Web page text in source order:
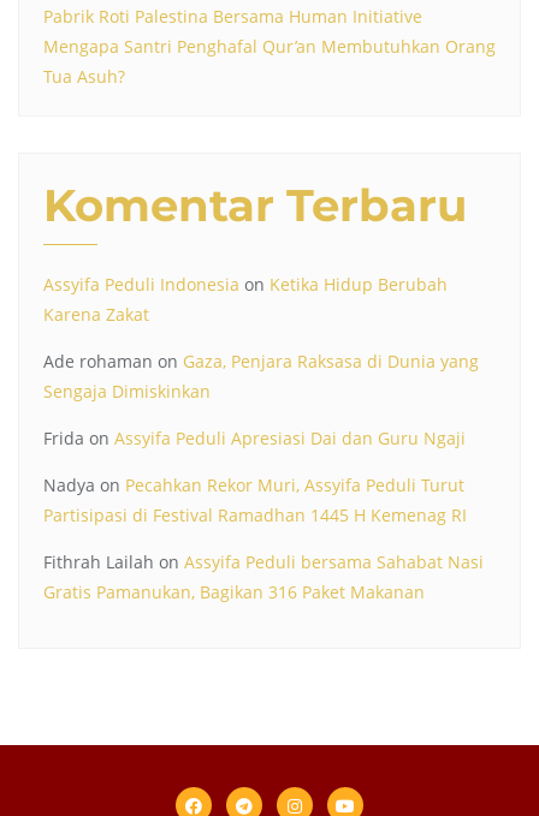
Pabrik Roti Palestina Bersama Human Initiative
Mengapa Santri Penghafal Qur’an Membutuhkan Orang
Tua Asuh?
Komentar Terbaru
Assyifa Peduli Indonesia on Ketika Hidup Berubah
Karena Zakat
Ade rohaman on Gaza, Penjara Raksasa di Dunia yang
Sengaja Dimiskinkan
Frida on Assyifa Peduli Apresiasi Dai dan Guru Ngaji
Nadya on Pecahkan Rekor Muri, Assyifa Peduli Turut
Partisipasi di Festival Ramadhan 1445 H Kemenag RI
Fithrah Lailah on Assyifa Peduli bersama Sahabat Nasi
Gratis Pamanukan, Bagikan 316 Paket Makanan